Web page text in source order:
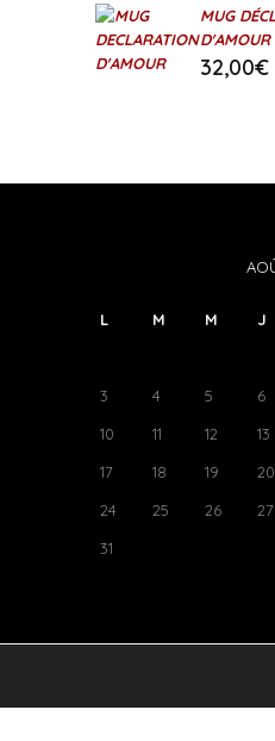
MUG
D'AMOUR
32,00€
L M M J
3
4 5 6
10
11 12 13
17
18 19 20
24
25 26 27
31